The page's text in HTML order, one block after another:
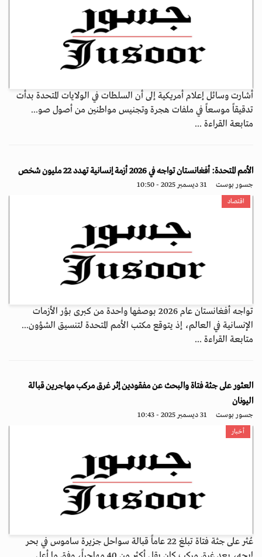
أشارت وسائل إعلام أمريكية إلى أن السلطات في الولايات المتحدة بدأت
تدقيقاً موسعاً في ملفات هجرة وتجنيس مواطنين من أصول صو...
متابعة القراءة ...
الأمم المتحدة: أفغانستان تواجه في 2026 أزمة إنسانية تهدد 22 مليون شخص
جسور بوست 31 ديسمبر 2025 - 10:50
اقتصاد
تواجه أفغانستان عام 2026 بوصفها واحدة من كبرى بؤر الأزمات
الإنسانية في العالم، إذ يتوقع مكتب الأمم المتحدة لتنسيق الشؤون...
متابعة القراءة ...
العثور على جثة فتاة والبحث عن مفقودين إثر غرق مركب مهاجرين قبالة
اليونان
جسور بوست 31 ديسمبر 2025 - 10:43
أخبار
عُثر على جثة فتاة تبلغ 22 عاماً قبالة سواحل جزيرة ساموس في بحر